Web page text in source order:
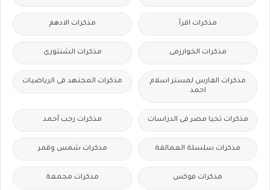
مذكرات اقرأ مذكرات الادهم
مذكرات الخوارزمى مذكرات الشنتورى
مذكرات الفارس لمستر اسلام
احمد
مذكرات المجتهد فى الرياضيات
مذكرات تحيا مصر فى الدراسات مذكرات رجب أحمد
مذكرات سلسلة العمالقة مذكرات شمس وقمر
مذكرات فوكس مذكرات مجمعة